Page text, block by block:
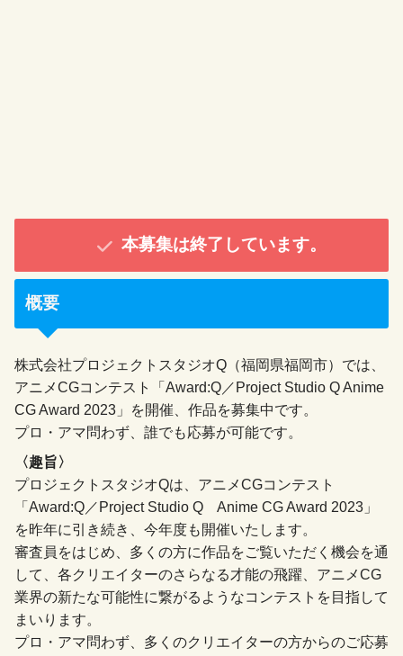
本募集は終了しています。
概要
株式会社プロジェクトスタジオQ（福岡県福岡市）では、
アニメCGコンテスト「Award:Q／Project Studio Q Anime
CG Award 2023」を開催、作品を募集中です。
プロ・アマ問わず、誰でも応募が可能です。
〈趣旨〉
プロジェクトスタジオQは、アニメCGコンテスト
「Award:Q／Project Studio Q Anime CG Award 2023」
を昨年に引き続き、今年度も開催いたします。
審査員をはじめ、多くの方に作品をご覧いただく機会を通
して、各クリエイターのさらなる才能の飛躍、アニメCG
業界の新たな可能性に繋がるようなコンテストを目指して
まいります。
プロ・アマ問わず、多くのクリエイターの方からのご応募